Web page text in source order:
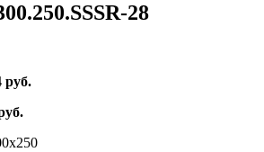
28
руб.